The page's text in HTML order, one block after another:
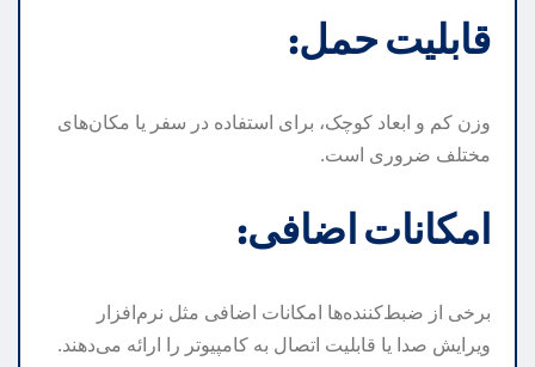
قابلیت حمل:
وزن کم و ابعاد کوچک، برای استفاده در سفر یا مکان‌های
مختلف ضروری است.
امکانات اضافی:
برخی از ضبط‌کننده‌ها امکانات اضافی مثل نرم‌افزار
ویرایش صدا یا قابلیت اتصال به کامپیوتر را ارائه می‌دهند.